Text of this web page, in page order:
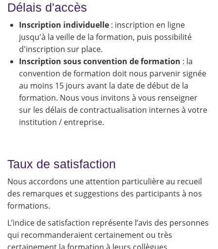
Délais d'accès
Inscription individuelle : inscription en ligne
jusqu'à la veille de la formation, puis possibilité
d'inscription sur place.
Inscription sous convention de formation : la
convention de formation doit nous parvenir signée
au moins 15 jours avant la date de début de la
formation. Nous vous invitons à vous renseigner
sur les délais de contractualisation internes à votre
institution / entreprise.
Taux de satisfaction
Nous accordons une attention particulière au recueil
des remarques et suggestions des participants à nos
formations.
L’indice de satisfaction représente l’avis des personnes
qui recommanderaient certainement ou très